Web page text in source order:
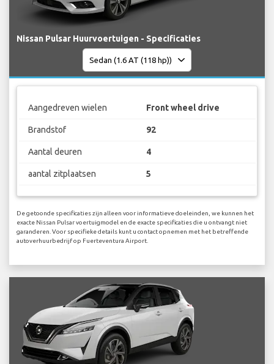
Nissan Pulsar Huurvoertuigen - Specificaties
Aangedreven wielen Front wheel drive
Brandstof 92
Aantal deuren 4
aantal zitplaatsen 5
De getoonde specificaties zijn alleen voor informatieve doeleinden, we kunnen het
exacte Nissan Pulsar voertuigmodel en de exacte specificaties die u ontvangt niet
garanderen. Voor specifieke details kunt u contact opnemen met het betreffende
autoverhuurbedrijf op Fuerteventura Airport.